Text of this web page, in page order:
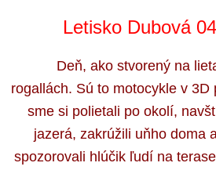
Letisko Dubová
Deň, ako stvorený na
rogallách. Sú to motocykle v
sme si polietali po okolí,
jazerá, zakrúžili uňho doma
spozorovali hlúčik ľudí na